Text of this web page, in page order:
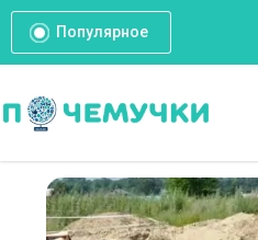
Популярное